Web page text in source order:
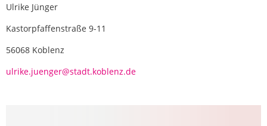
Ulrike Jünger
Kastorpfaffenstraße 9-11
56068 Koblenz
ulrike.juenger@stadt.koblenz.de